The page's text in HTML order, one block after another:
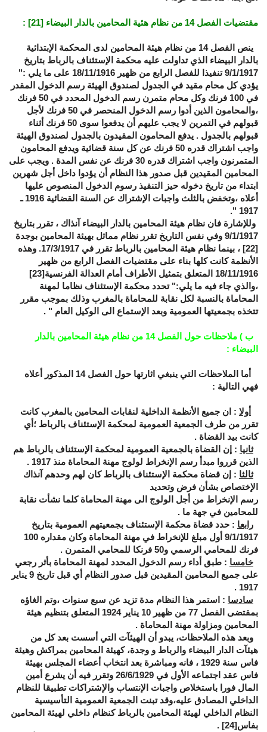
مقتضيات الفصل 14 من نظام هئية المحامين بالدار البيضاء [21]
:
ينص الفصل 14 من نظام هيئة المحامين لدى المحكمة الإبتدائية
بالدار البيضاء الذي تداولت عليه محكمة الإستئناف بالرباط بتاريخ
9/1/1917 تنفيذا للفصل الرابع من ظهير 18/11/1916 على ما يلي :"
يؤدي كل محام مقيد في الجدول لصندوق الهيئة رسم الدخول المقدر
في 100 فرنك وكل محام متمرن رسم الدخول المحدد في 50 فرنك
،والمحامون الذين أدوا رسم الدخول المنحصر في 50 فرنك لأجل
قبولهم في التمرين لا يجب عليهم أن يدفعوا سوى 50 فرنك أثناء
قبولهم بالجدول . يدفع المحامون المقيدون بالجدول لصندوق الهيئة
واجب اشتراك قدره 50 فرنك عن كل سنة قضائية ويدفع المحامون
المتمرنون واجب اشتراك قدره 30 فرنك عن نفس المدة . ويجب على
المحامين المقيدين قبل صدور هذا النظام أن يؤدوا داخل أجل شهرين
ابتداء من تاريخ دخوله حيز التنفيذ رسوم الدخول المنصوص عليها
أعلاه ،وتخفض بالثلث واجبات الإشتراك عن السنة القضائية 1916 ـ
1917 ".
وللإشارة فان نظام هيئة المحامين بالدار البيضاء آنذاك ، تقرر بتاريخ
9/1/1917 وفي نفس التاريخ تقرر نظام مماثل بهيئة المحامين بوجدة
[22]
، بينما نظام هيئة المحامين بالرباط تقرر في 17/3/1917. وهذه
الأنظمة كانت كلها بناء على مقتضيات الفصل الرابع من ظهير
18/11/1916 المتعلق بتمثيل الأطراف أمام العدالة الفرنسية
[23]
،والذي جاء فيه ما يلي:" تحدد محكمة الإستئناف نظاما لمهنة
المحاماة بالنسبة لكل نقابة للمحاماة بالمغرب وذلك بموجب مقرر
تتخذه بجمعيتها العمومية وبعد الإستماع الى الوكيل العام " .
ب ) ملاحظات حول الفصل 14 من نظام هيئة المحامين بالدار
البيضاء :
أما الملاحظات التي ينبغي اثارتها حول الفصل 14 المذكور أعلاه
فهي التالية :
أولا : ان جميع الأنظمة الداخلية لنقابات المحامين بالمغرب كانت
تقرر من طرف الجمعية العمومية لمحكمة الإستئناف بالرباط ؛أي
كانت بيد القضاة .
ثانيا : إن القضاة بالجمعية العمومية لمحكمة الإستئناف بالرباط هم
الذين قرروا مبدأ رسم الإنخراط لولوج مهنة المحاماة منذ 1917 .
ثالثا : إن قضاة محكمة الإستئناف بالرباط كان لهم وحدهم آنذاك
الإختصاص بشأن فرض وتحديد
رسم الإنخراط من أجل الولوج الى مهنة المحاماة كلما نشأت نقابة
للمحامين في جهة ما .
رابعا : حدد قضاة محكمة الإستئناف بجمعيتهم العمومية بتاريخ
9/1/1917 أول مبلغ للإنخراط في مهنة المحاماة وكان مقداره 100
فرنك للمحامي الرسمي و50 فرنكا للمحامي المتمرن .
خامسا : طبق أداء رسم الدخول المحدد لمهنة المحاماة بأثر رجعي
على جميع المحامين المقيدين قبل صدور النظام أي قبل تاريخ 9 يناير
1917 .
سادسا : استمر هذا النظام مدة تزيد عن سبع سنوات ،وتم الغاؤه
بمقتضى الفصل 77 من ظهير 10 يناير 1924 المتعلق بتنظيم هيئة
المحامين ومزاولة مهنة المحاماة .
وبعد هذه الملاحظات، يبدو أن الهيئآت التي أسست بعد كل من
هيئآت الدار البيضاء والرباط و وجدة، كهيئة المحامين بمراكش وهيئة
فاس سنة 1929 ، فانه ومباشرة بعد انتخاب أعضاء المجلس بهيئة
فاس عقد اجتماعه الأول في 26/6/1929 وتقرر فيه أن يشرع أمين
المال فورا باستخلاص واجبات الإنتساب والإشتراكات تطبيقا للنظام
الداخلي المصادق عليه،وقد تبنت الجمعية العمومية التأسيسية
النظام الداخلي لهيئة المحامين بالرباط كنظام داخلي لهيئة المحامين
بفاس[24]
.